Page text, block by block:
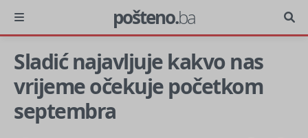
pošteno.ba
Sladić najavljuje kakvo nas
vrijeme očekuje početkom
septembra